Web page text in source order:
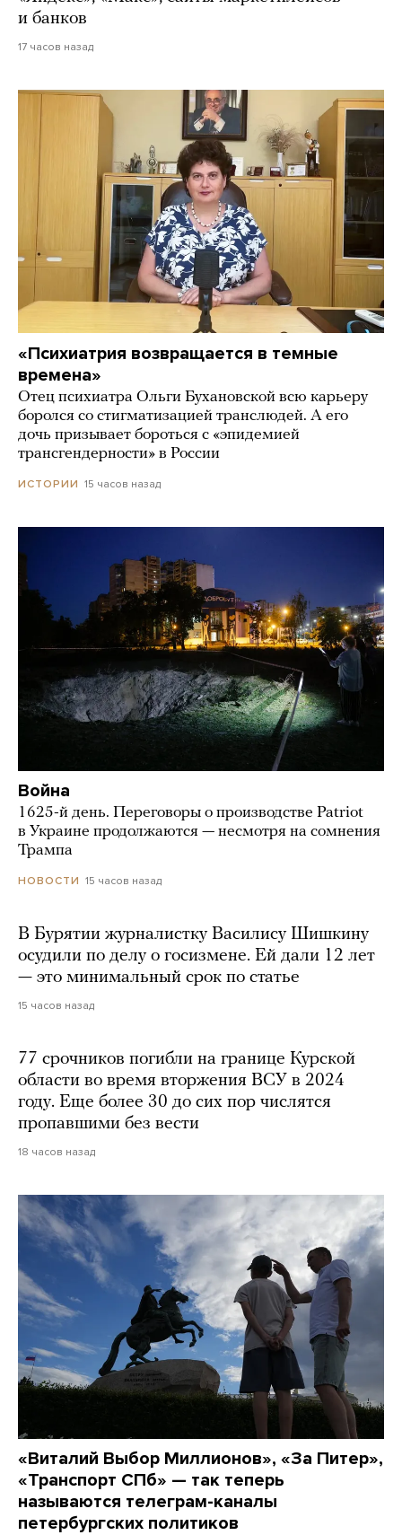
и банков
17 часов назад
«Психиатрия возвращается в темные
времена»
Отец психиатра Ольги Бухановской всю карьеру
боролся со стигматизацией транслюдей. А его
дочь призывает бороться с «эпидемией
трансгендерности» в России
ИСТОРИИ 15 часов назад
Война
1625-й день. Переговоры о производстве Patriot
в Украине продолжаются — несмотря на сомнения
Трампа
НОВОСТИ 15 часов назад
В Бурятии журналистку Василису Шишкину
осудили по делу о госизмене. Ей дали 12 лет
— это минимальный срок по статье
15 часов назад
77 срочников погибли на границе Курской
области во время вторжения ВСУ в 2024
году. Еще более 30 до сих пор числятся
пропавшими без вести
18 часов назад
«Виталий Выбор Миллионов», «За Питер»,
«Транспорт СПб» — так теперь
называются телеграм-каналы
петербургских политиков